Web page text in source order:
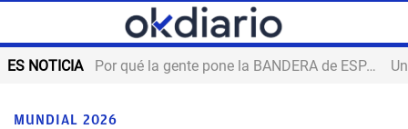
ES NOTICIA Por qué la gente pone la BANDERA de ESPAÑA en el balcón
MUNDIAL 2026